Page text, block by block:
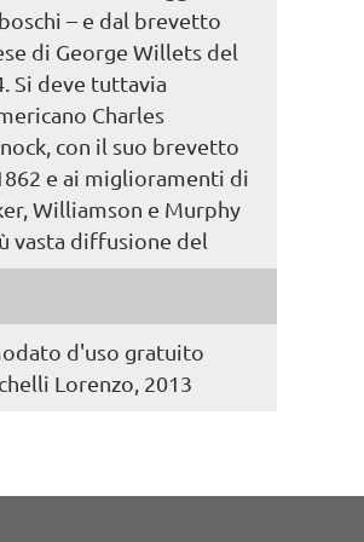
– e dal brevetto
di George Willets del
Si deve tuttavia
Charles
con il suo brevetto
e ai miglioramenti di
Williamson e Murphy
vasta diffusione del
d'uso gratuito
Lorenzo, 2013